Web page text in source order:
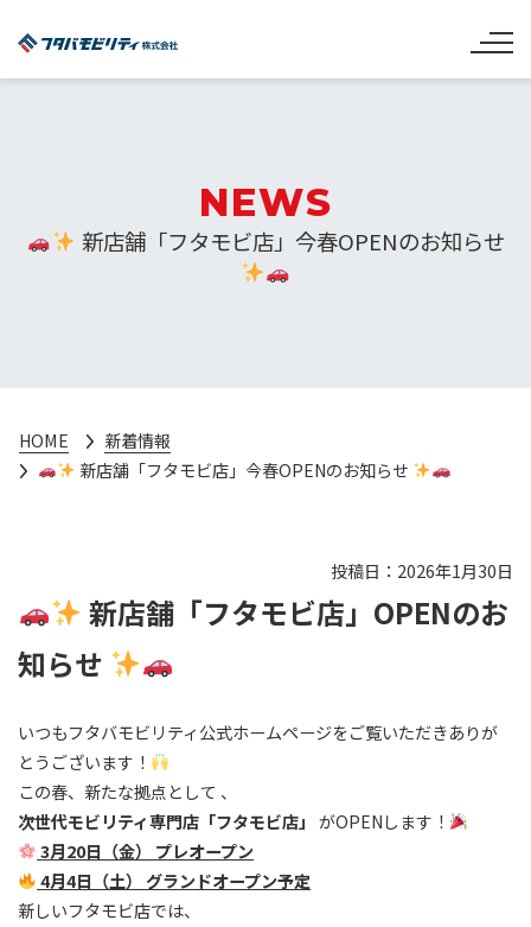
NEWS
新店舗「フタモビ店」今春OPENのお知らせ
HOME
新着情報
新店舗「フタモビ店」今春OPENのお知らせ
投稿日：2026年1月30日
新店舗「フタモビ店」OPENのお
知らせ
いつもフタバモビリティ公式ホームページをご覧いただきありが
とうございます！
この春、新たな拠点として 、
次世代モビリティ専門店「フタモビ店」 がOPENします！
3月20日（金） プレオープン
4月4日（土） グランドオープン予定
新しいフタモビ店では、